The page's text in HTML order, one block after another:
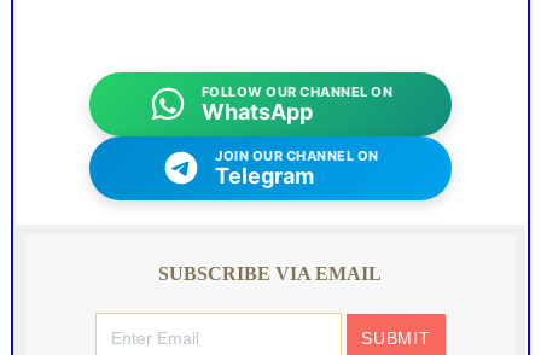
FOLLOW OUR CHANNEL ON
WhatsApp
JOIN OUR CHANNEL ON
Telegram
SUBSCRIBE VIA EMAIL